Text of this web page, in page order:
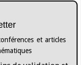
et articles